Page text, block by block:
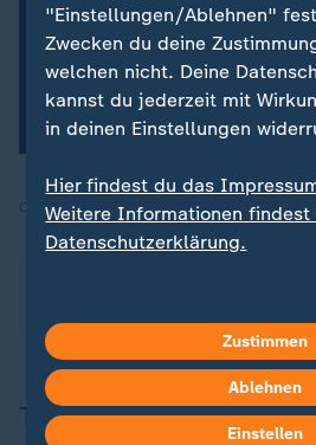
Newsletter
Mit dem Abonnieren-Button akzeptieren
Nutzungsbedingungen.
Quelle:SID / dpa
Thema
"Einstellungen/Ablehnen"
Zwecken du deine
welchen nicht. Deine
kannst du jederzeit mit
in deinen Einstellungen
Hier findest du das
Weitere Informationen findest
Datenschutzerklärung.
Zustimmen
Ablehnen
Einstellen